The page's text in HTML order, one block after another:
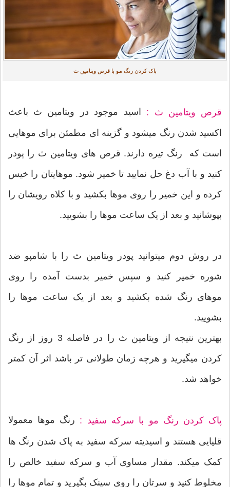
پاک کردن رنگ مو با قرص ویتامین ث
قرص ویتامین ث : اسید موجود در ویتامین ث باعث
اکسید شدن رنگ میشود و گزینه ای مطمئن برای موهایی
است که رنگ تیره دارند. قرص های ویتامین ث را پودر
کنید و با آب دغ حل نمایید تا خمیر شود. موهایتان را خیس
کرده و این خمیر را روی موها بکشید و با کلاه رویشان را
بپوشانید و بعد از یک ساعت موها را بشویید.
در روش دوم میتوانید پودر ویتامین ث را با شامپو ضد
شوره خمیر کنید و سپس خمیر بدست آمده را روی
موهای رنگ شده بکشید و بعد از یک ساعت موها را
بشویید.
بهترین نتیجه از ویتامین ث را در فاصله 3 روز از رنگ
کردن میگیرید و هرچه زمان طولانی تر باشد اثر آن کمتر
خواهد شد.
پاک کردن رنگ مو با سرکه سفید : رنگ موها معمولا
قلیایی هستند و اسیدیته سرکه سفید به پاک شدن رنگ ها
کمک میکند. مقدار مساوی آب و سرکه سفید خالص را
مخلوط کنید و سرتان را روی سینک بگیرید و تمام موها را